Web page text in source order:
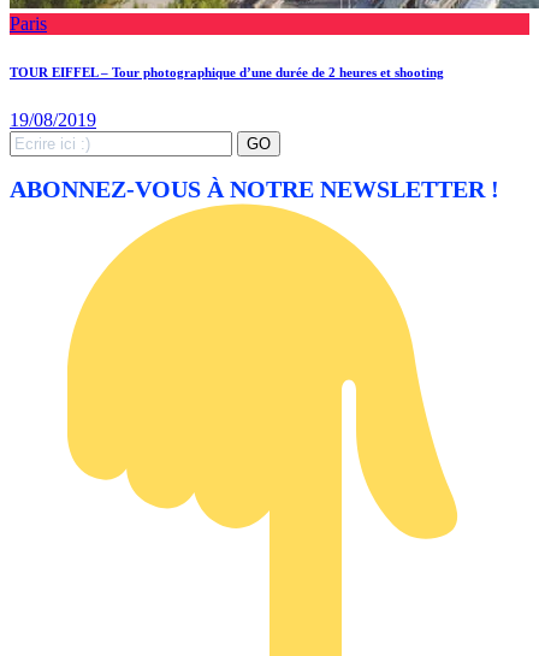
Paris
TOUR EIFFEL – Tour photographique d’une durée de 2 heures et shooting
19/08/2019
Search
for:
GO
ABONNEZ-VOUS À NOTRE NEWSLETTER !